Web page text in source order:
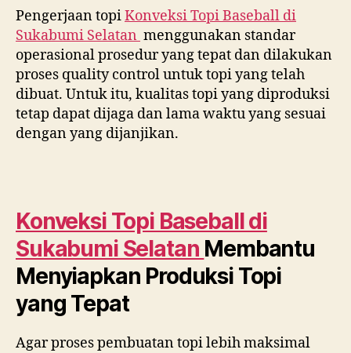
Pengerjaan topiKonveksi Topi Baseball di
Sukabumi Selatan menggunakan standar
operasional prosedur yang tepat dan dilakukan
proses quality control untuk topi yang telah
dibuat. Untuk itu, kualitas topi yang diproduksi
tetap dapat dijaga dan lama waktu yang sesuai
dengan yang dijanjikan.
Konveksi Topi Baseball di
Sukabumi Selatan Membantu
Menyiapkan Produksi Topi
yang Tepat
Agar proses pembuatan topi lebih maksimal